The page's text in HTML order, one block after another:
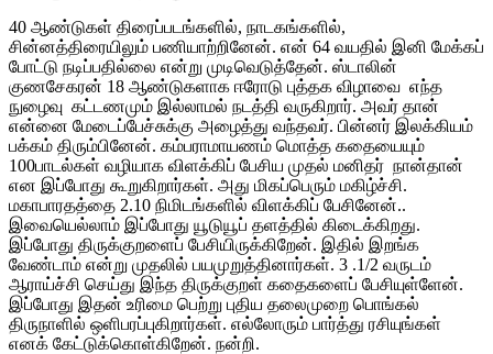
40 ஆண்டுகள் திரைப்படங்களில், நாடகங்களில்,
சின்னத்திரையிலும் பணியாற்றினேன். என் 64 வயதில் இனி மேக்கப்
போட்டு நடிப்பதில்லை என்று முடிவெடுத்தேன். ஸ்டாலின்
குணசேகரன் 18 ஆண்டுகளாக ஈரோடு புத்தக விழாவை எந்த
நுழைவு கட்டணமும் இல்லாமல் நடத்தி வருகிறார். அவர் தான்
என்னை மேடைப்பேச்சுக்கு அழைத்து வந்தவர். பின்னர் இலக்கியம்
பக்கம் திரும்பினேன். கம்பராமாயணம் மொத்த கதையையும்
100பாடல்கள் வழியாக விளக்கிப் பேசிய முதல் மனிதர் நான்தான்
என இப்போது கூறுகிறார்கள். அது மிகப்பெரும் மகிழ்ச்சி.
மகாபாரதத்தை 2.10 நிமிடங்களில் விளக்கிப் பேசினேன்..
இவையெல்லாம் இப்போது யூடுயூப் தளத்தில் கிடைக்கிறது.
இப்போது திருக்குறளைப் பேசியிருக்கிறேன். இதில் இறங்க
வேண்டாம் என்று முதலில் பயமுறுத்தினார்கள். 3 .1/2 வருடம்
ஆராய்ச்சி செய்து இந்த திருக்குறள் கதைகளைப் பேசியுள்ளேன்.
இப்போது இதன் உரிமை பெற்று புதிய தலைமுறை பொங்கல்
திருநாளில் ஒளிபரப்புகிறார்கள். எல்லோரும் பார்த்து ரசியுங்கள்
எனக் கேட்டுக்கொள்கிறேன். நன்றி.